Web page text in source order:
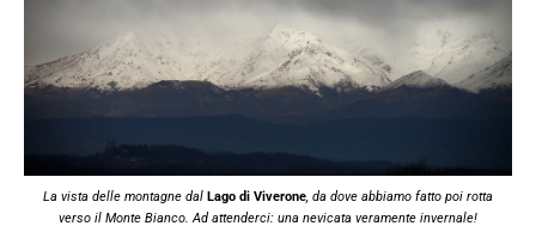
La vista delle montagne dal Lago di Viverone , da dove abbiamo fatto poi rotta
verso il Monte Bianco. Ad attenderci: una nevicata veramente invernale!